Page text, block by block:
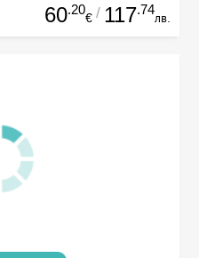
60.20
€ / 117.74
лв.